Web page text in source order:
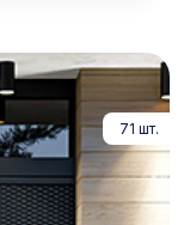
71 шт.